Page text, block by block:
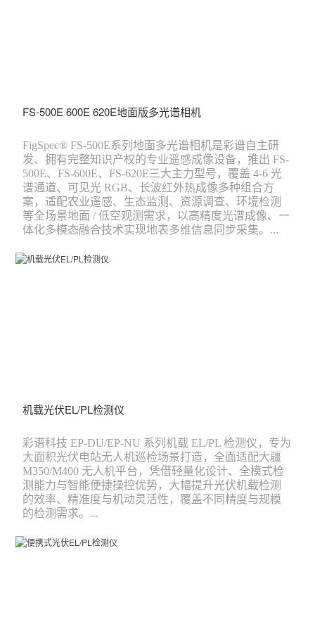
FS-500E 600E 620E地面版多光谱相机
FigSpec® FS-500E系列地面多光谱相机是彩谱自主研
发、拥有完整知识产权的专业遥感成像设备，推出 FS-
500E、FS-600E、FS-620E三大主力型号，覆盖 4-6 光
谱通道、可见光 RGB、长波红外热成像多种组合方
案，适配农业遥感、生态监测、资源调查、环境检测
等全场景地面 / 低空观测需求，以高精度光谱成像、一
体化多模态融合技术实现地表多维信息同步采集。...
机载光伏EL/PL检测仪
彩谱科技 EP-DU/EP-NU 系列机载 EL/PL 检测仪，专为
大面积光伏电站无人机巡检场景打造，全面适配大疆
M350/M400 无人机平台，凭借轻量化设计、全模式检
测能力与智能便捷操控优势，大幅提升光伏机载检测
的效率、精准度与机动灵活性，覆盖不同精度与规模
的检测需求。...